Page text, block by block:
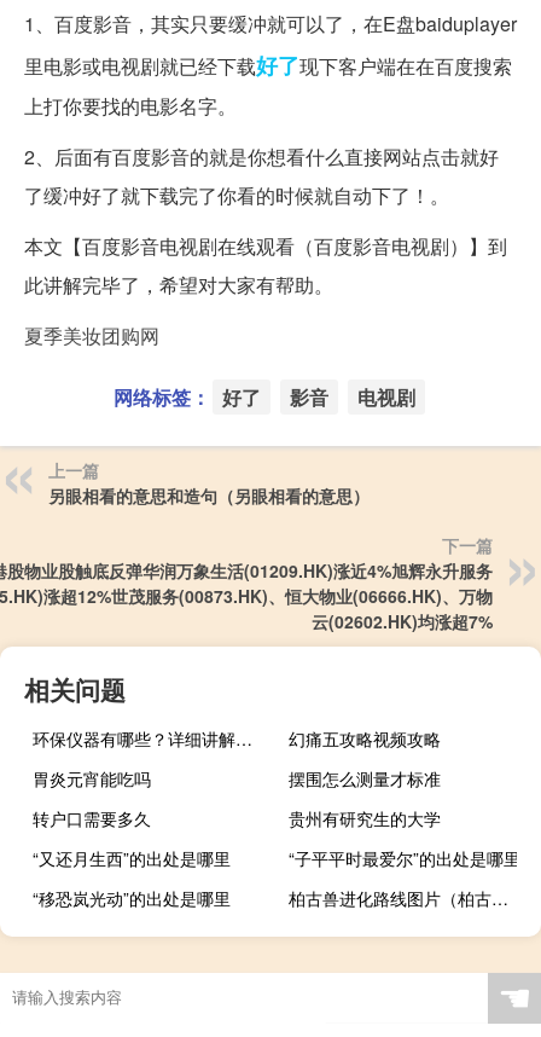
1、百度影音，其实只要缓冲就可以了，在E盘baiduplayer
里电影或电视剧就已经下载好了现下客户端在在百度搜索
上打你要找的电影名字。
2、后面有百度影音的就是你想看什么直接网站点击就好
了缓冲好了就下载完了你看的时候就自动下了！。
本文【百度影音电视剧在线观看（百度影音电视剧）】到
此讲解完毕了，希望对大家有帮助。
夏季美妆团购网
网络标签： 好了 影音 电视剧
上一篇
另眼相看的意思和造句（另眼相看的意思）
下一篇
股物业股触底反弹华润万象生活(01209.HK)涨近4%旭辉永升服务
涨超12%世茂服务(00873.HK)、恒大物业(06666.HK)、万物
云(02602.HK)均涨超7%
相关问题
环保仪器有哪些？详细讲解各类环保仪器的使用方法
幻痛五攻略视频攻略
胃炎元宵能吃吗
摆围怎么测量才标准
转户口需要多久
贵州有研究生的大学
“又还月生西”的出处是哪里
“子平平时最爱尔”的出处是哪里
“移恐岚光动”的出处是哪里
柏古兽进化路线图片（柏古兽的简介）
“三日春当分”的出处是哪里
☚